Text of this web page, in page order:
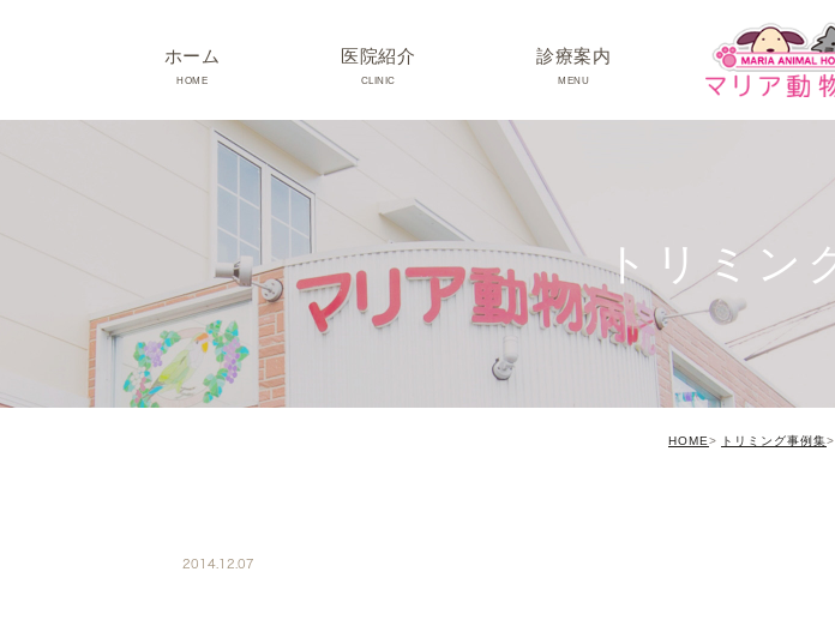
ホーム
HOME
医院紹介
CLINIC
院長･スタッフ紹介
診療時間･アクセス
院内紹介･初診の方へ
医院設備
診療案内
MENU
トリミン
HOME トリミング事例集
2014.12.07